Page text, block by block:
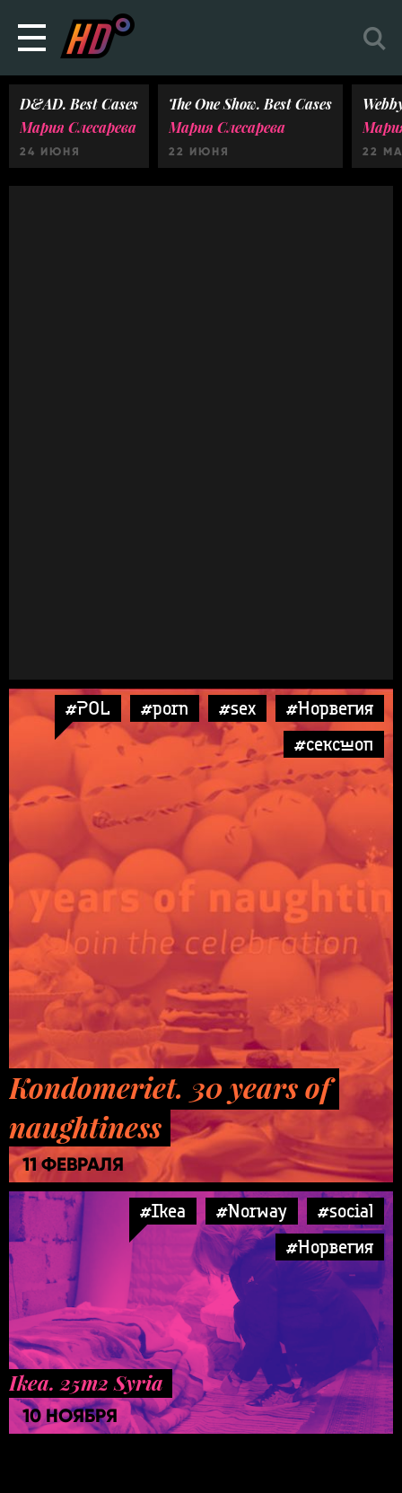
D&AD. Best Cases
Мария Слесарева
24 ИЮНЯ
The One Show. Best Cases
Мария Слесарева
22 ИЮНЯ 22
#POL #porn #sex
#Норвегия
#сексшоп
Kondomeriet. 30 years of
naughtiness
11 ФЕВРАЛЯ
#Ikea #Norway
#social
#Норвегия
Ikea. 25m2 Syria
10 НОЯБРЯ